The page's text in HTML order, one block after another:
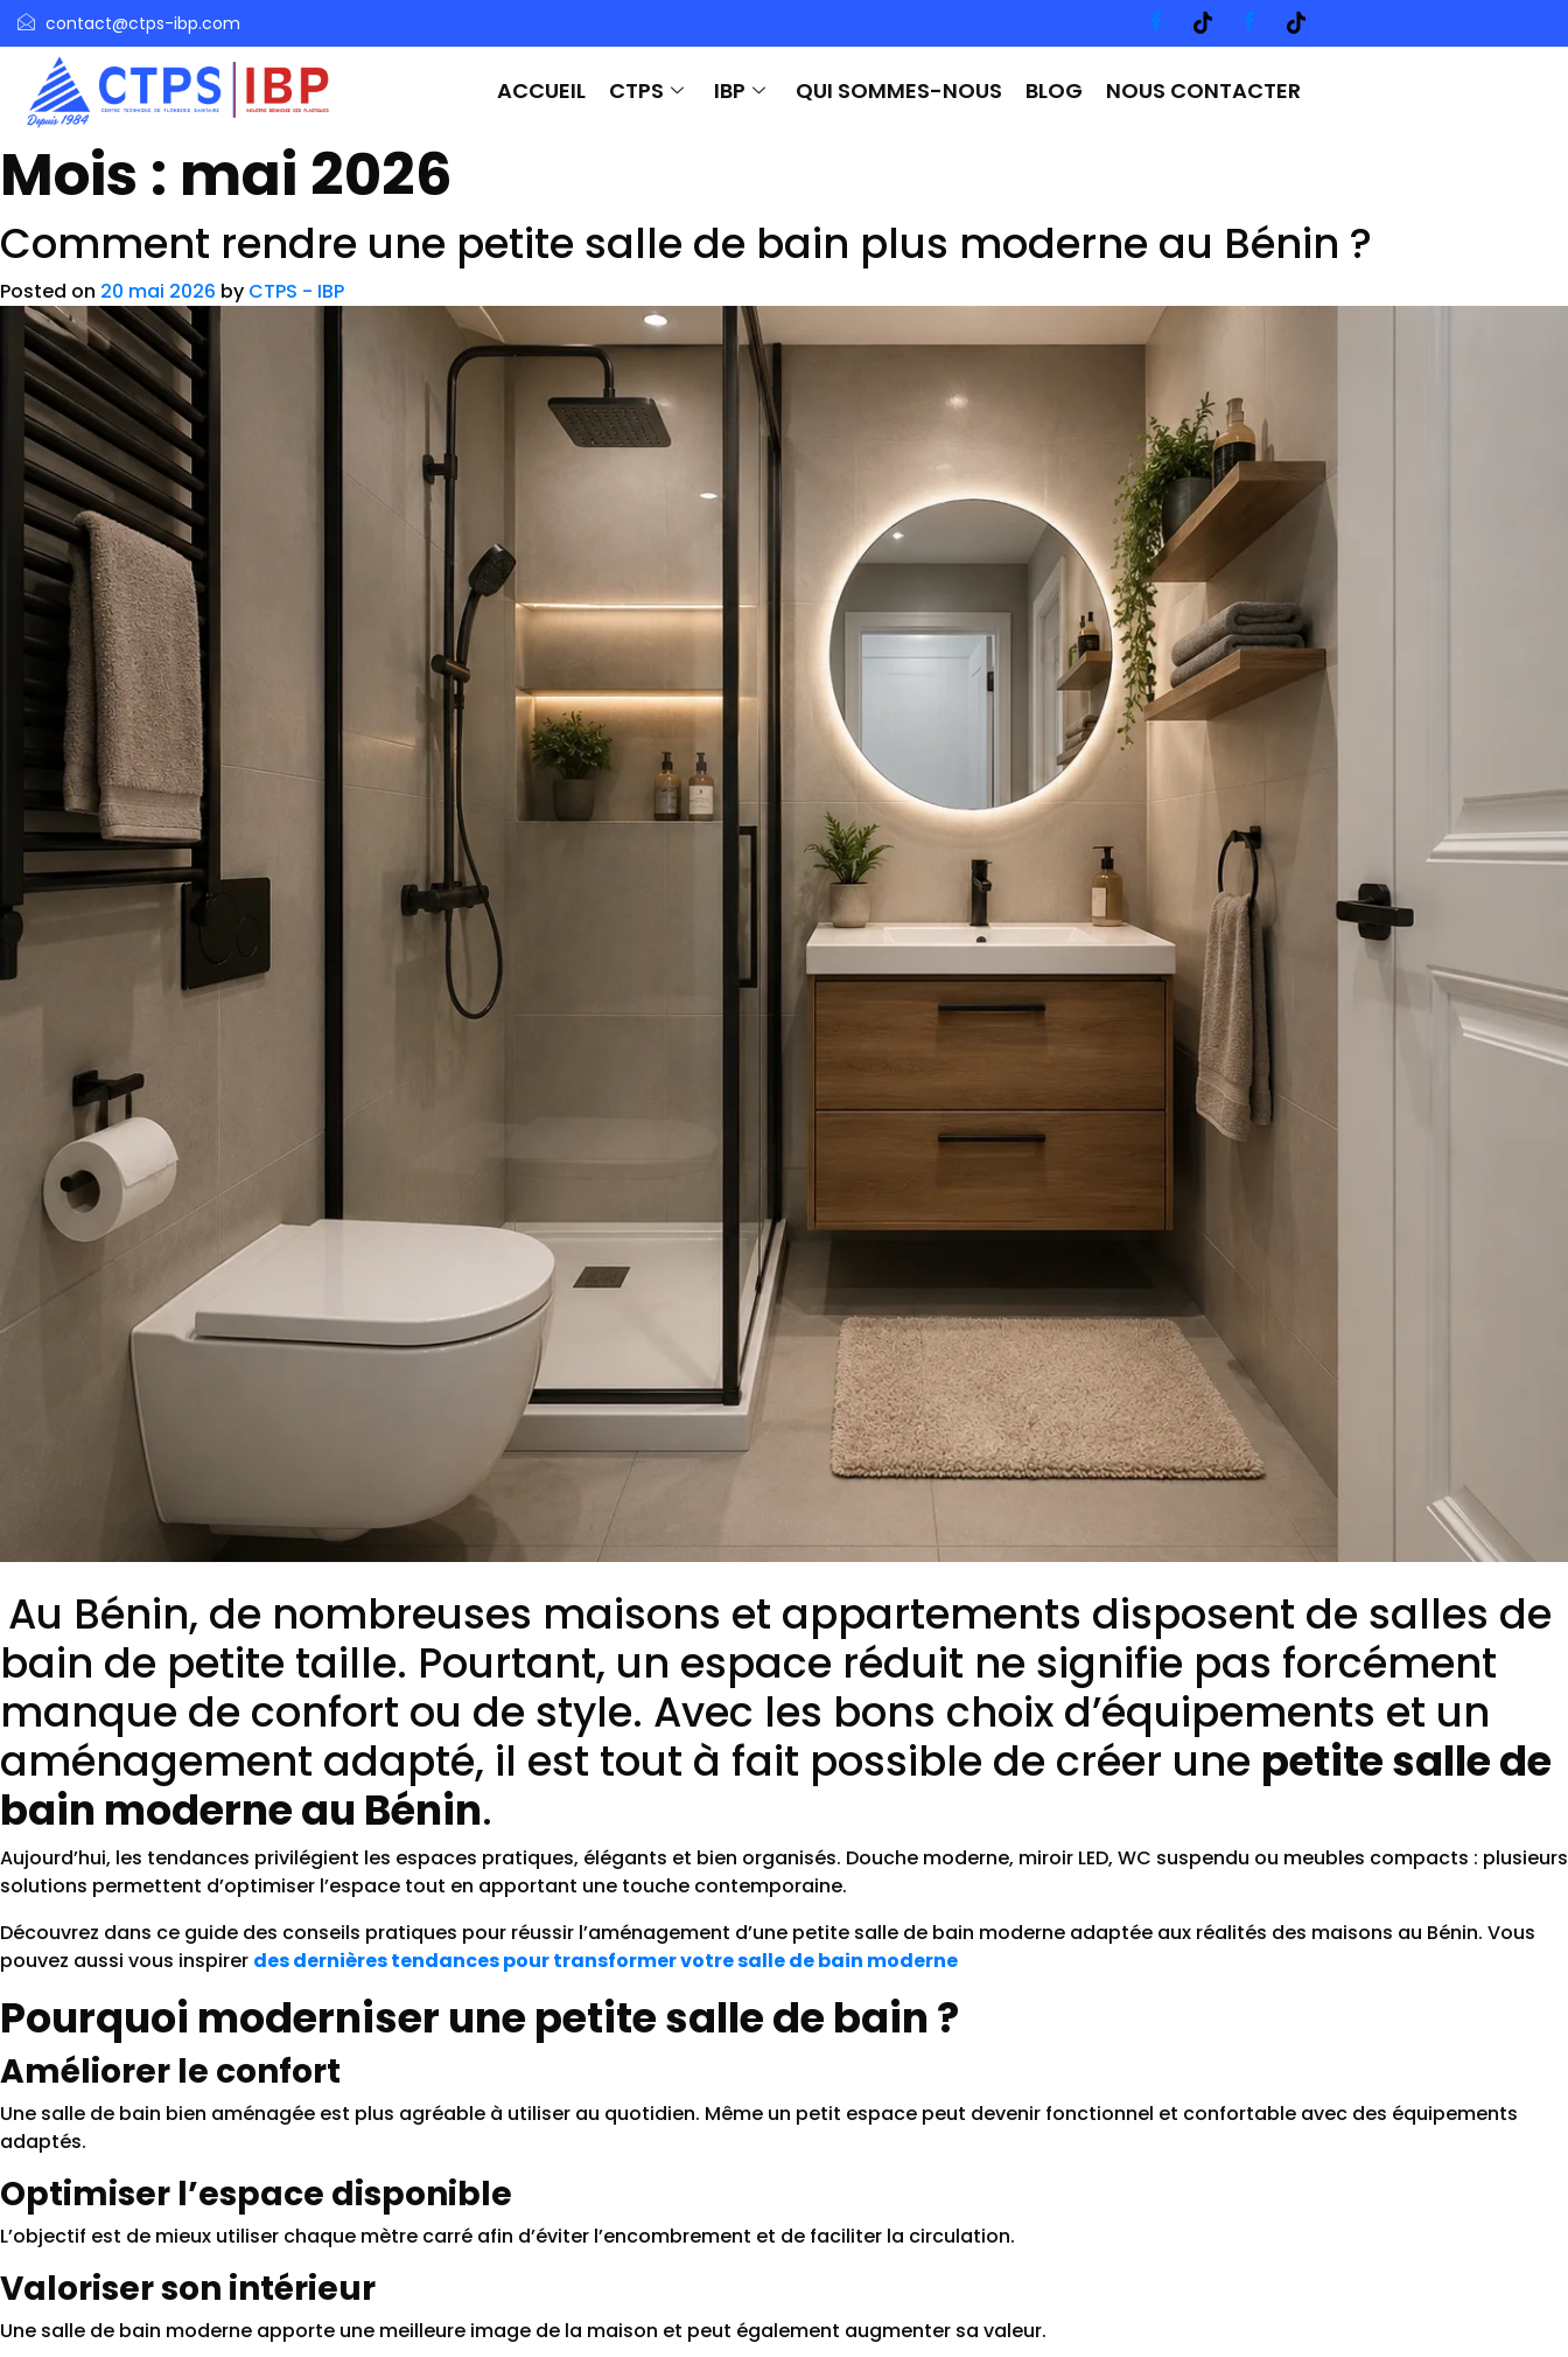
contact@ctps-ibp.com
ACCUEIL CTPS IBP QUI SOMMES-NOUS BLOG NOUS CONTACTER
Mois : mai 2026
Comment rendre une petite salle de bain plus moderne au Bénin ?
Posted on 20 mai 2026 by CTPS - IBP
Au Bénin, de nombreuses maisons et appartements disposent de salles de
bain de petite taille. Pourtant, un espace réduit ne signifie pas forcément
manque de confort ou de style. Avec les bons choix d’équipements et un
aménagement adapté, il est tout à fait possible de créer une petite salle de
bain moderne au Bénin.
Aujourd’hui, les tendances privilégient les espaces pratiques, élégants et bien organisés. Douche moderne, miroir LED, WC suspendu ou meubles compacts : plusieurs
solutions permettent d’optimiser l’espace tout en apportant une touche contemporaine.
Découvrez dans ce guide des conseils pratiques pour réussir l’aménagement d’une petite salle de bain moderne adaptée aux réalités des maisons au Bénin. Vous
pouvez aussi vous inspirer des dernières tendances pour transformer votre salle de bain moderne
Pourquoi moderniser une petite salle de bain ?
Améliorer le confort
Une salle de bain bien aménagée est plus agréable à utiliser au quotidien. Même un petit espace peut devenir fonctionnel et confortable avec des équipements
adaptés.
Optimiser l’espace disponible
L’objectif est de mieux utiliser chaque mètre carré afin d’éviter l’encombrement et de faciliter la circulation.
Valoriser son intérieur
Une salle de bain moderne apporte une meilleure image de la maison et peut également augmenter sa valeur.